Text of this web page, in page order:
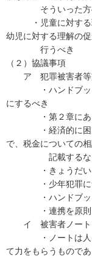
そういった方へ
・児童に対する理
幼児に対する理解の
行うべき
（２）協議事項
ア 犯罪被害者等支
・ハンドブックと
にするべき
・第２章にある「
・経済的に困窮す
で、税金についての
記載するなど
・きょうだいに
・少年犯罪につい
・ハンドブックは
・連携を原則と
イ 被害者ノート
・ノートは人に見
て力をもらうものであ